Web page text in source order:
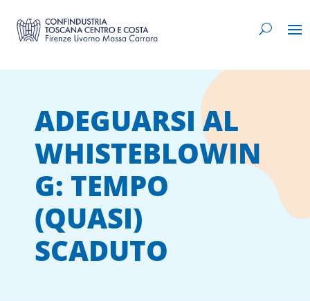
ADEGUARSI AL
WHISTEBLOWIN
G: TEMPO
(QUASI)
SCADUTO